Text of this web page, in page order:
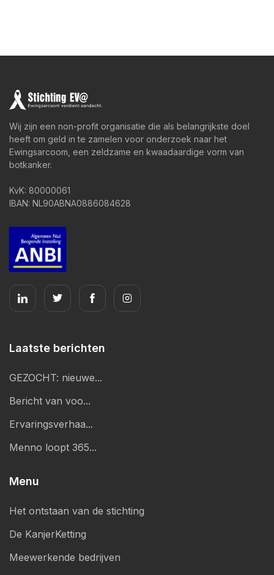
Wij zijn een non-profit organisatie die als belangrijkste doel
heeft om geld in te zamelen voor onderzoek naar het
Ewingsarcoom, een zeldzame en kwaadaardige vorm van
botkanker.
KvK: 80000061
IBAN: NL90ABNA0886084628
Laatste berichten
GEZOCHT: nieuwe...
Bericht van voo...
Ervaringsverhaa...
Menno loopt 365...
Menu
Het ontstaan van de stichting
De KanjerKetting
Meewerkende bedrijven